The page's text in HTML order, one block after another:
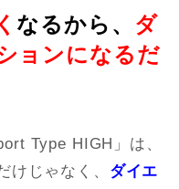
なるから、 ダ
ョンになるだ
Type HIGH」は、
けじゃなく、 ダイエ